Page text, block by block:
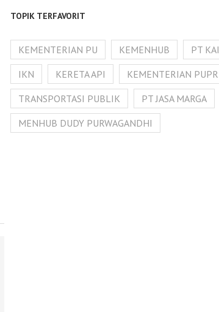
TOPIK TERFAVORIT
KEMENTERIAN PU KEMENHUB PT KAI
IKN
KERETA API KEMENTERIAN PUPR
TRANSPORTASI PUBLIK
PT JASA MARGA
MENHUB DUDY PURWAGANDHI